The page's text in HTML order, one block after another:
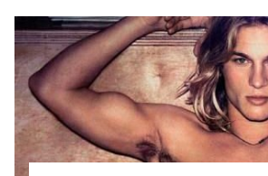
nekaj načrtov, ne počiva.